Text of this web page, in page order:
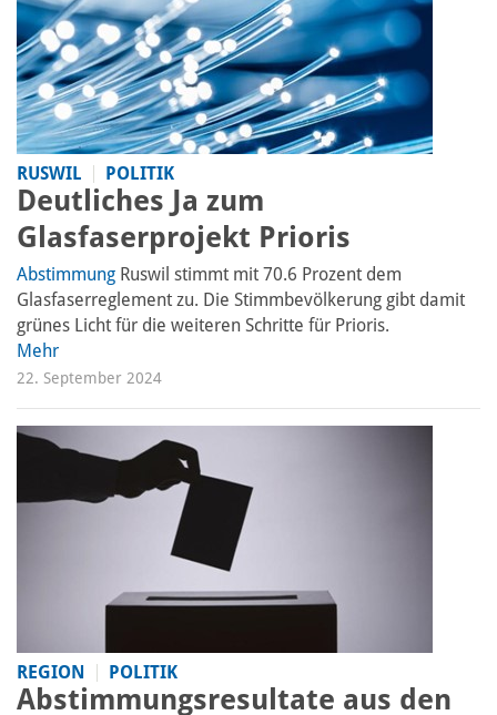
RUSWIL POLITIK
Deutliches Ja zum
Glasfaserprojekt Prioris
Abstimmung Ruswil stimmt mit 70.6 Prozent dem
Glasfaserreglement zu. Die Stimmbevölkerung gibt damit
grünes Licht für die weiteren Schritte für Prioris.
Mehr
22. September 2024
REGION POLITIK
Abstimmungsresultate aus den